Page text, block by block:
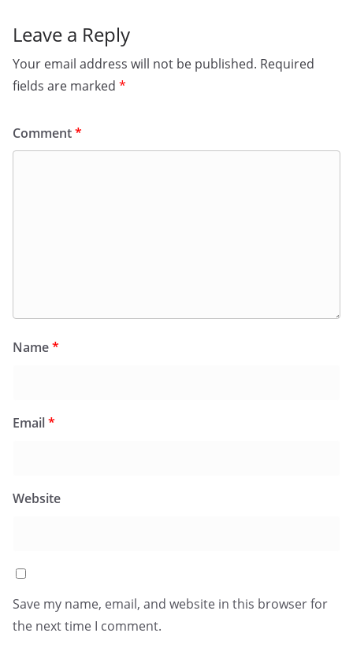
Leave a Reply
Your email address will not be published. Required
fields are marked *
Comment*
Name*
Email*
Website
Save my name, email, and website in this browser for
the next time I comment.